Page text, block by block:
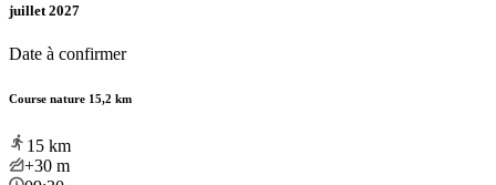
juillet 2027
Date à confirmer
Course nature 15,2 km
15 km
+30 m